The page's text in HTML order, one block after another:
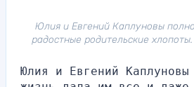
Юлия и Евгений Каплуновы
радостные родительские
Юлия и Евгений